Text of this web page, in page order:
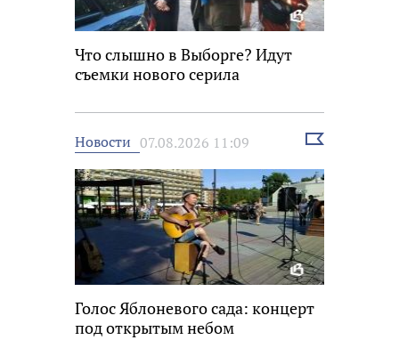
Что слышно в Выборге? Идут
съемки нового серила
Новости 07.08.2026 11:09
Выбрать
Голос Яблоневого сада: концерт
под открытым небом